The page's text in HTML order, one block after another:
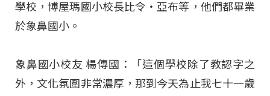
學校，博屋瑪國小校長比令‧亞布等，他們都畢業
於象鼻國小。
象鼻國小校友 楊傳國：「這個學校除了教認字之
外，文化氛圍非常濃厚，那到今天為止我七十一歲